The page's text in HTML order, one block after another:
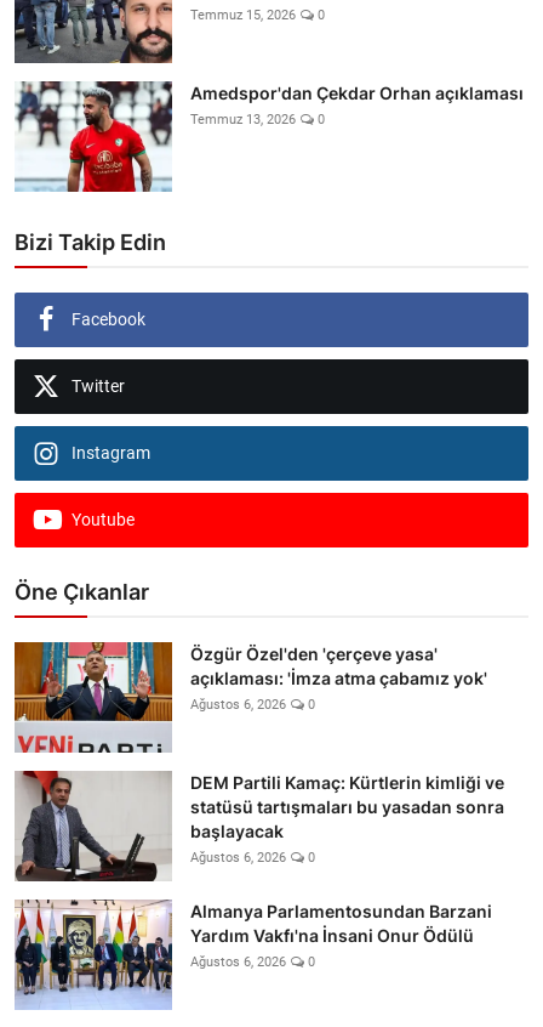
Temmuz 15, 2026 0
Amedspor'dan Çekdar Orhan açıklaması
Temmuz 13, 2026 0
Bizi Takip Edin
Facebook
Twitter
Instagram
Youtube
Öne Çıkanlar
Özgür Özel'den 'çerçeve yasa'
açıklaması: 'İmza atma çabamız yok'
Ağustos 6, 2026 0
DEM Partili Kamaç: Kürtlerin kimliği ve
statüsü tartışmaları bu yasadan sonra
başlayacak
Ağustos 6, 2026 0
Almanya Parlamentosundan Barzani
Yardım Vakfı'na İnsani Onur Ödülü
Ağustos 6, 2026 0